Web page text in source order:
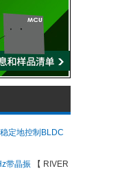
定地控制BLDC
带晶振
【 RIVER